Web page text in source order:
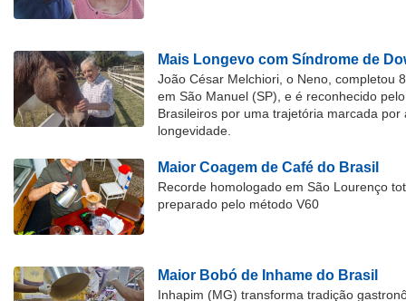
Mais Longevo com Síndrome de
João César Melchiori, o Neno, completou
em São Manuel (SP), e é reconhecido
Brasileiros por uma trajetória marcada por
longevidade.
Maior Coagem de Café do Brasil
Recorde homologado em São Lourenço
preparado pelo método V60
Maior Bobó de Inhame do Brasil
Inhapim (MG) transforma tradição